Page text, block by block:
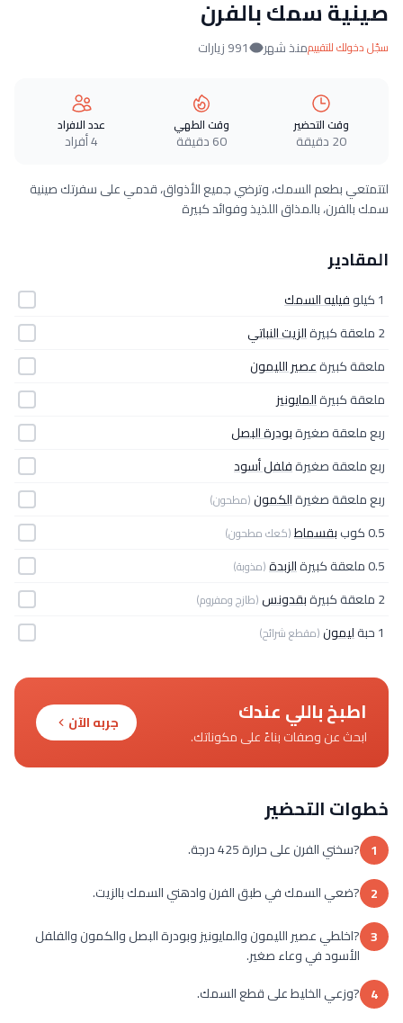
صينية سمك بالفرن
سجّل دخولك للتقييممنذ شهر 991 زيارات
وقت التحضير
20 دقيقة
وقت الطهي
60 دقيقة
عدد الافراد
4 أفراد
لتتمتعي بطعم السمك، وترضي جميع الأذواق، قدمي على سفرتك صينية
سمك بالفرن، بالمذاق اللذيذ وفوائد كبيرة
المقادير
1 كيلو
فيليه السمك
2 ملعقة كبيرة
الزيت النباتي
ملعقة كبيرةعصير الليمون
ملعقة كبيرةالمايونيز
ربع ملعقة صغيرةبودرة البصل
ربع ملعقة صغيرةفلفل أسود
ربع ملعقة صغيرةالكمون(مطحون)
0.5 كوب بقسماط(كعك مطحون)
0.5 ملعقة كبيرة الزبدة(مذوبة)
2 ملعقة كبيرة بقدونس(طازج ومفروم)
1 حبة ليمون(مقطع شرائح)
اطبخ باللي عندك
ابحث عن وصفات بناءً على مكوناتك.
جربه الآن
خطوات التحضير
1 ?سخني الفرن على حرارة 425 درجة.
2 ?ضعي السمك في طبق الفرن وادهني السمك بالزيت.
3 ?اخلطي عصير الليمون والمايونيز وبودرة البصل والكمون والفلفل
الأسود في وعاء صغير.
4 ?وزعي الخليط على قطع السمك.